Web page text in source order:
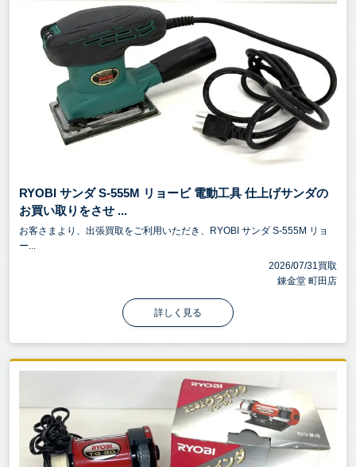
RYOBI サンダ S-555M リョービ 電動工具 仕上げサンダの
お買い取りをさせ ...
お客さまより、出張買取をご利用いただき、RYOBI サンダ S-555M リョ
ー...
2026/07/31買取
錬金堂 町田店
詳しく見る